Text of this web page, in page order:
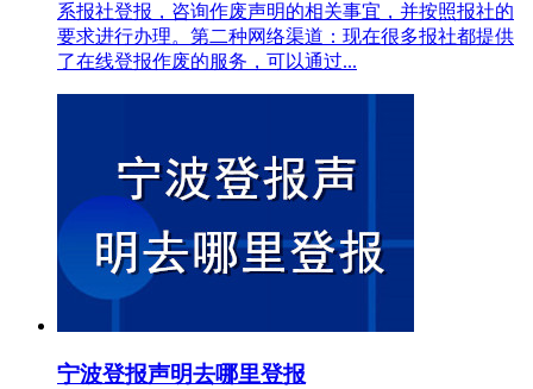
系报社登报，咨询作废声明的相关事宜，并按照报社的
要求进行办理。第二种网络渠道：现在很多报社都提供
了在线登报作废的服务，可以通过...
宁波登报声明去哪里登报